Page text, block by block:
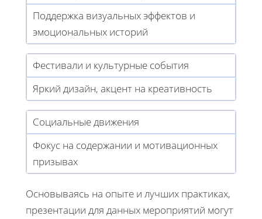
Поддержка визуальных эффектов и
эмоциональных историй
Фестивали и культурные события
Яркий дизайн, акцент на креативность
Социальные движения
Фокус на содержании и мотивационных
призывах
Основываясь на опыте и лучших практиках,
презентации для данных мероприятий могут